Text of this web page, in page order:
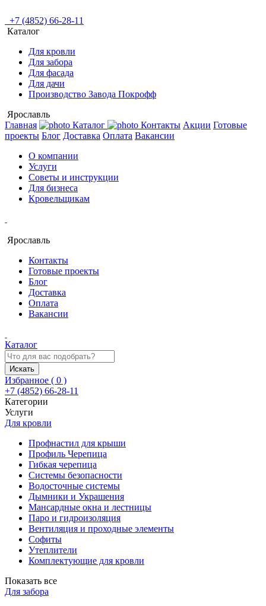
+7 (4852) 66-28-11
Каталог
Для кровли
Для забора
Для фасада
Для дачи
Производство Завода Покрофф
Ярославль
Главная
Каталог Контакты Акции Готовые
проекты Блог Доставка Оплата Вакансии
О компании
Услуги
Советы и инструкции
Для бизнеса
Кровельщикам
Ярославль
Контакты
Готовые проекты
Блог
Доставка
Оплата
Вакансии
Каталог
Искать
Избранное ( 0 )
+7 (4852) 66-28-11
Категории
Услуги
Для кровли
Профнастил для крыши
Профиль Черепица
Гибкая черепица
Системы безопасности
Водосточные системы
Дымники и Украшения
Мансардные окна и лестницы
Паро и гидроизоляция
Вентиляция и проходные элементы
Софиты
Утеплители
Комплектующие для кровли
Показать все
Для забора